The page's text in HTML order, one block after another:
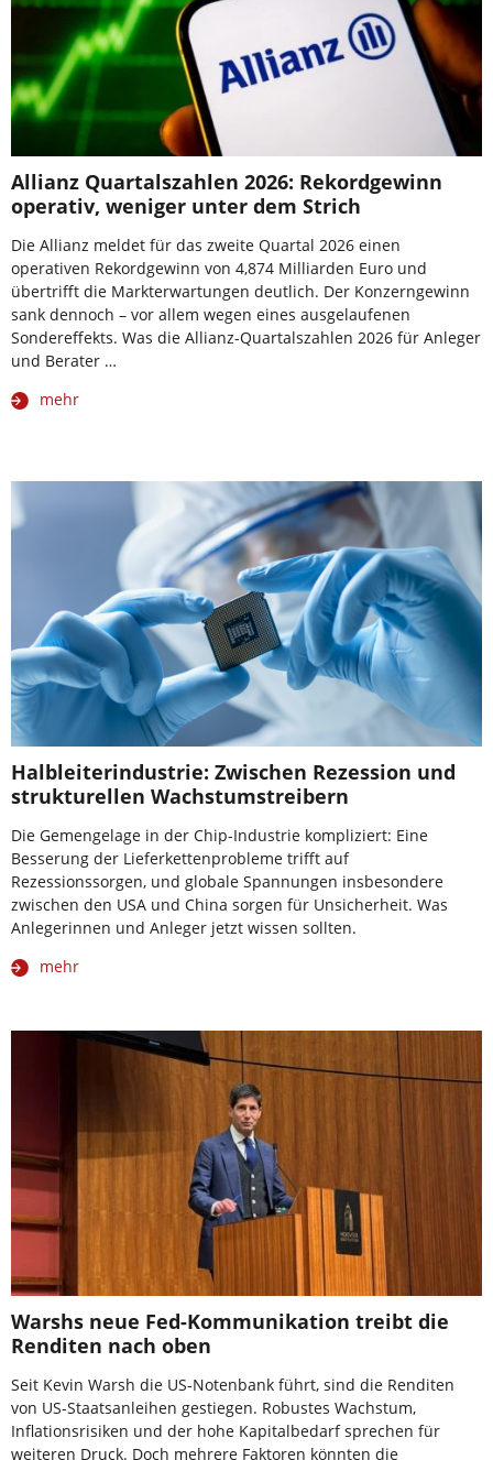
Allianz Quartalszahlen 2026: Rekordgewinn
operativ, weniger unter dem Strich
Die Allianz meldet für das zweite Quartal 2026 einen
operativen Rekordgewinn von 4,874 Milliarden Euro und
übertrifft die Markterwartungen deutlich. Der Konzerngewinn
sank dennoch – vor allem wegen eines ausgelaufenen
Sondereffekts. Was die Allianz-Quartalszahlen 2026 für Anleger
und Berater …
mehr
Halbleiterindustrie: Zwischen Rezession und
strukturellen Wachstumstreibern
Die Gemengelage in der Chip-Industrie kompliziert: Eine
Besserung der Lieferkettenprobleme trifft auf
Rezessionssorgen, und globale Spannungen insbesondere
zwischen den USA und China sorgen für Unsicherheit. Was
Anlegerinnen und Anleger jetzt wissen sollten.
mehr
Warshs neue Fed-Kommunikation treibt die
Renditen nach oben
Seit Kevin Warsh die US-Notenbank führt, sind die Renditen
von US-Staatsanleihen gestiegen. Robustes Wachstum,
Inflationsrisiken und der hohe Kapitalbedarf sprechen für
weiteren Druck. Doch mehrere Faktoren könnten die